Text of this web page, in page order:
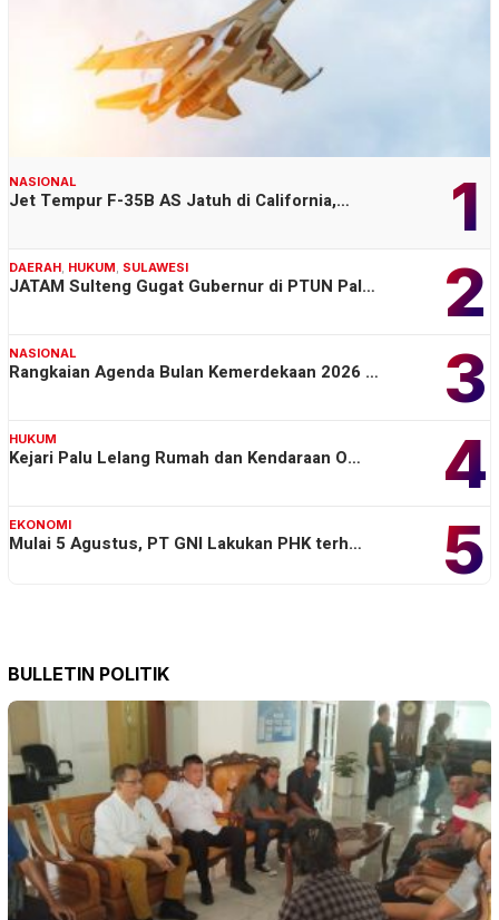
1
NASIONAL
Jet Tempur F-35B AS Jatuh di California,…
2
DAERAH HUKUM SULAWESI
JATAM Sulteng Gugat Gubernur di PTUN Pal…
3
NASIONAL
Rangkaian Agenda Bulan Kemerdekaan 2026 …
4
HUKUM
Kejari Palu Lelang Rumah dan Kendaraan O…
5
EKONOMI
Mulai 5 Agustus, PT GNI Lakukan PHK terh…
BULLETIN POLITIK